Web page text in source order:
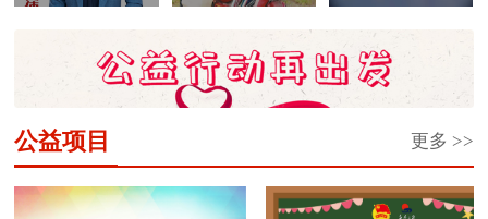
首...
的...
更多 >>
公益项目